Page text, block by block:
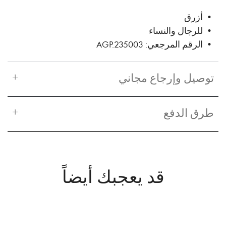
• أزرق
• للرجال والنساء
• الرقم المرجعي: AGP.235003
توصيل وإرجاع مجاني
طرق الدفع
قد يعجبك أيضاً